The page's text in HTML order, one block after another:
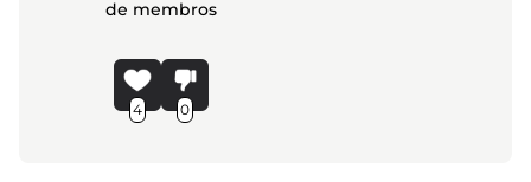
de membros
4 0